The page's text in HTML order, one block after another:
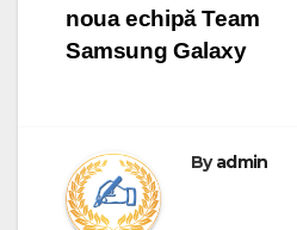
noua echipă Team
Samsung Galaxy
Byadmin